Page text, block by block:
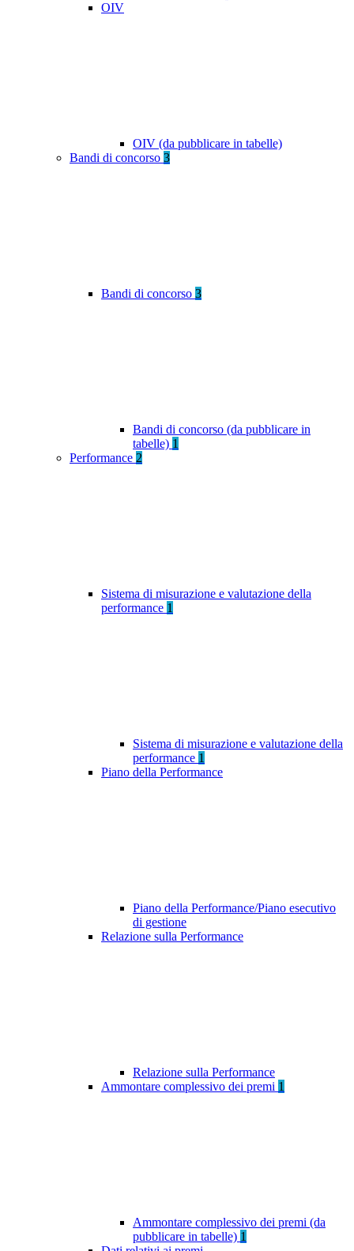
OIV
OIV (da pubblicare in tabelle)
Bandi di concorso 3
Bandi di concorso 3
Bandi di concorso (da pubblicare in
tabelle) 1
Performance 2
Sistema di misurazione e valutazione della
performance 1
Sistema di misurazione e valutazione della
performance 1
Piano della Performance
Piano della Performance/Piano esecutivo
di gestione
Relazione sulla Performance
Relazione sulla Performance
Ammontare complessivo dei premi 1
Ammontare complessivo dei premi (da
pubblicare in tabelle) 1